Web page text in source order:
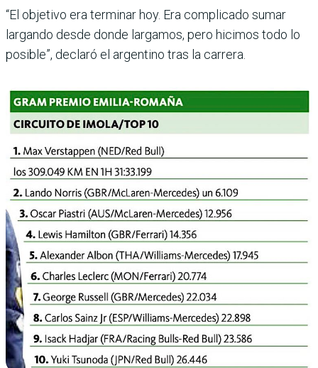
“El objetivo era terminar hoy. Era complicado sumar
largando desde donde lar­gamos, pero hicimos todo lo
posible”, declaró el argen­tino tras la carrera.